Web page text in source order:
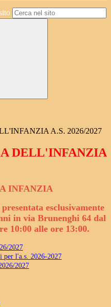
A.S. 2026/2027
DELL'INFANZIA
esclusivamente
in via Brunenghi 64 dal
10:00 alle ore 13:00.
2027
per l'a.s. 2026-2027
2027